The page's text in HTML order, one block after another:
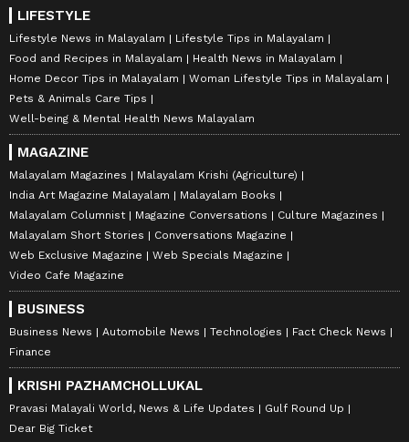
LIFESTYLE
Lifestyle News in Malayalam
Lifestyle Tips in Malayalam
Food and Recipes in Malayalam
Health News in Malayalam
Home Decor Tips in Malayalam
Woman Lifestyle Tips in Malayalam
Pets & Animals Care Tips
Well-being & Mental Health News Malayalam
MAGAZINE
Malayalam Magazines
Malayalam Krishi (Agriculture)
India Art Magazine Malayalam
Malayalam Books
Malayalam Columnist
Magazine Conversations
Culture Magazines
Malayalam Short Stories
Conversations Magazine
Web Exclusive Magazine
Web Specials Magazine
Video Cafe Magazine
BUSINESS
Business News Automobile News Technologies
Fact Check News
Finance
KRISHI PAZHAMCHOLLUKAL
Pravasi Malayali World, News & Life Updates
Gulf Round Up
Dear Big Ticket